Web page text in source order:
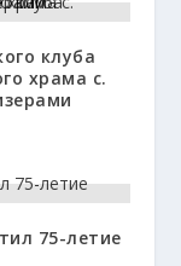
клуба
храма с.
75-летие